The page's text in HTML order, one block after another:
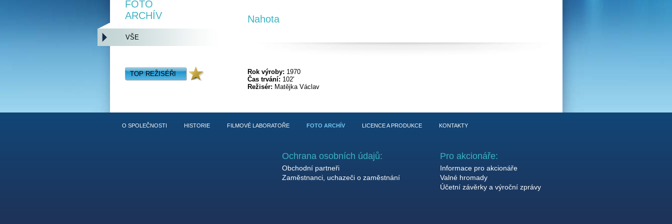
Nahota
Rok výroby: 1970
Čas trvání: 102'
Režisér: Matějka Václav
FOTO
ARCHÍV
VŠE
TOP REŽISÉŘI
O SPOLEČNOSTI HISTORIE FILMOVÉ LABORATOŘE FOTO ARCHÍV LICENCE A PRODUKCE KONTAKTY
Pro akcionáře:
Informace pro akcionáře
Valné hromady
Účetní závěrky a výroční zprávy
Ochrana osobních údajů:
Obchodní partneři
Zaměstnanci, uchazeči o zaměstnání